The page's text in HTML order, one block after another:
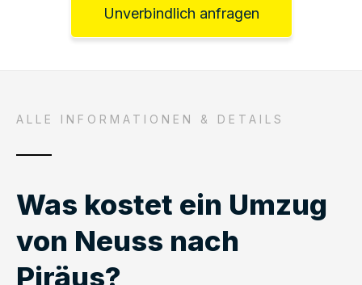
Unverbindlich anfragen
ALLE INFORMATIONEN & DETAILS
Was kostet ein Umzug
von Neuss nach
Piräus?